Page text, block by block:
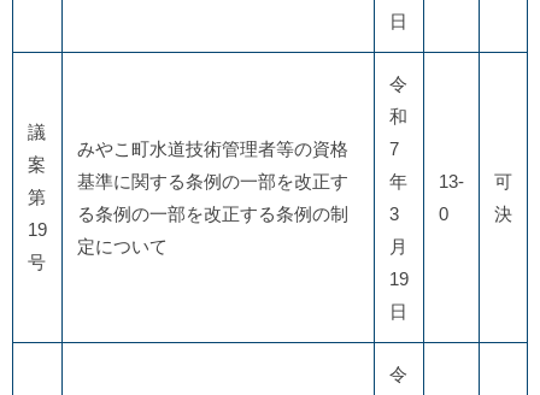
日
議
案
第
19
号
みやこ町水道技術管理者等の資格
基準に関する条例の一部を改正す
る条例の一部を改正する条例の制
定について
令
和
7
年
3
月
19
日
13-
0
可
決
令